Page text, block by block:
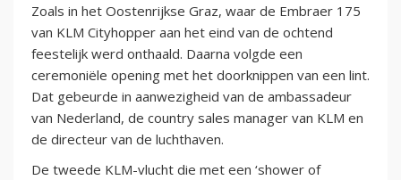
Zoals in het Oostenrijkse Graz, waar de Embraer 175
van KLM Cityhopper aan het eind van de ochtend
feestelijk werd onthaald. Daarna volgde een
ceremoniële opening met het doorknippen van een lint.
Dat gebeurde in aanwezigheid van de ambassadeur
van Nederland, de country sales manager van KLM en
de directeur van de luchthaven.
De tweede KLM-vlucht die met een ‘shower of